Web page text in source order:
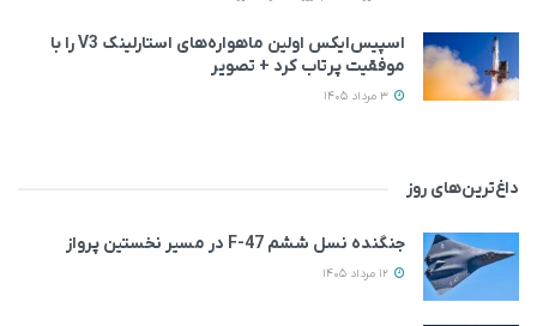
اسپیس‌ایکس اولین ماهواره‌های استارلینک V3 را با
موفقیت پرتاب کرد + تصویر
داغ‌ترین‌های روز
جنگنده نسل ششم F-47 در مسیر نخستین پرواز